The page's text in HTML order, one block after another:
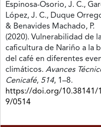
Espinosa-Osorio, J. C.,
López, J. C., Duque
& Benavides Machado, P.
(2020). Vulnerabilidad de
caficultura de Nariño a la
del café en diferentes
climáticos. Avances
Cenicafé, 514, 1–8.
https://doi.org/10.38141/
9/0514